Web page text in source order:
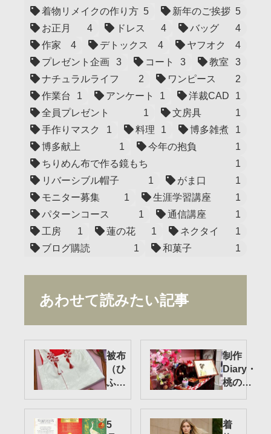
着物リメイクの作り方 5 新年のご挨拶 5
お正月
4 ドレス 4 バッグ
4
作家
4 デトックス 4 ヤフオク
4
プレゼント企画
3 コート 3 教室
3
ナチュラルライフ
2 ワンピース
2
作業台
1 アンケート 1 洋裁CAD
1
全員プレゼント
1 文房具
1
手作りマスク
1 料理 1 博多雑煮
1
博多献上
1 今年の抱負
1
ちりめん布で作る鏡もち
1
リバーシブル帽子
1 がま口
1
モニター募集
1 生涯学習講座
1
パターンコース
1 通信講座
1
工房
1 蓮の花 1 ネクタイ
1
ブログ購読
1 和菓子 1
あわせて読みたい記事
被布
（ひ
ふ）
ト制
作・
制作
Diary・
桃の節
備
5
着